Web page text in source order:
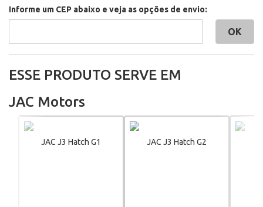
Informe um CEP abaixo e veja as opções de envio:
ESSE PRODUTO SERVE EM
JAC Motors
JAC J3 Hatch G1 JAC J3 Hatch G2